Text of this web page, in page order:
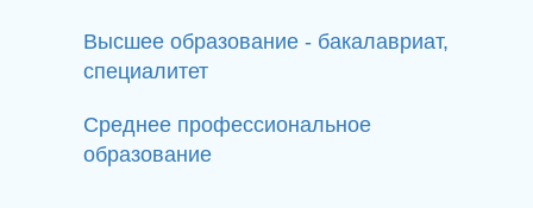
Высшее образование - бакалавриат,
специалитет
Среднее профессиональное
образование